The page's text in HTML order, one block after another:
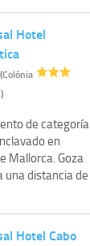
Hotel
de categoría
en
Mallorca. Goza
una distancia de
Hotel Cabo